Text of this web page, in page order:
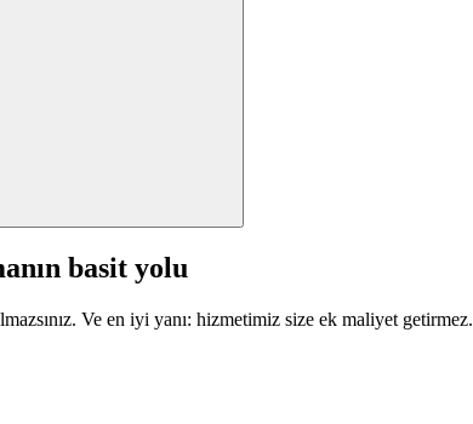
basit yolu
Ve en iyi yanı: hizmetimiz size ek maliyet getirmez.